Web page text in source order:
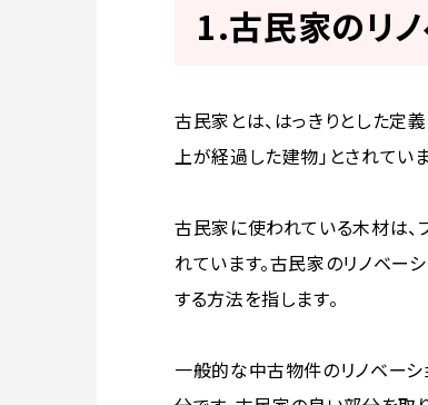
1.古民家のリノ
古民家とは、はっきりとした定
上が経過した建物」とされていま
古民家に使われている木材は、
れています。古民家のリノベー
する方法を指します。
一般的な中古物件のリノベー